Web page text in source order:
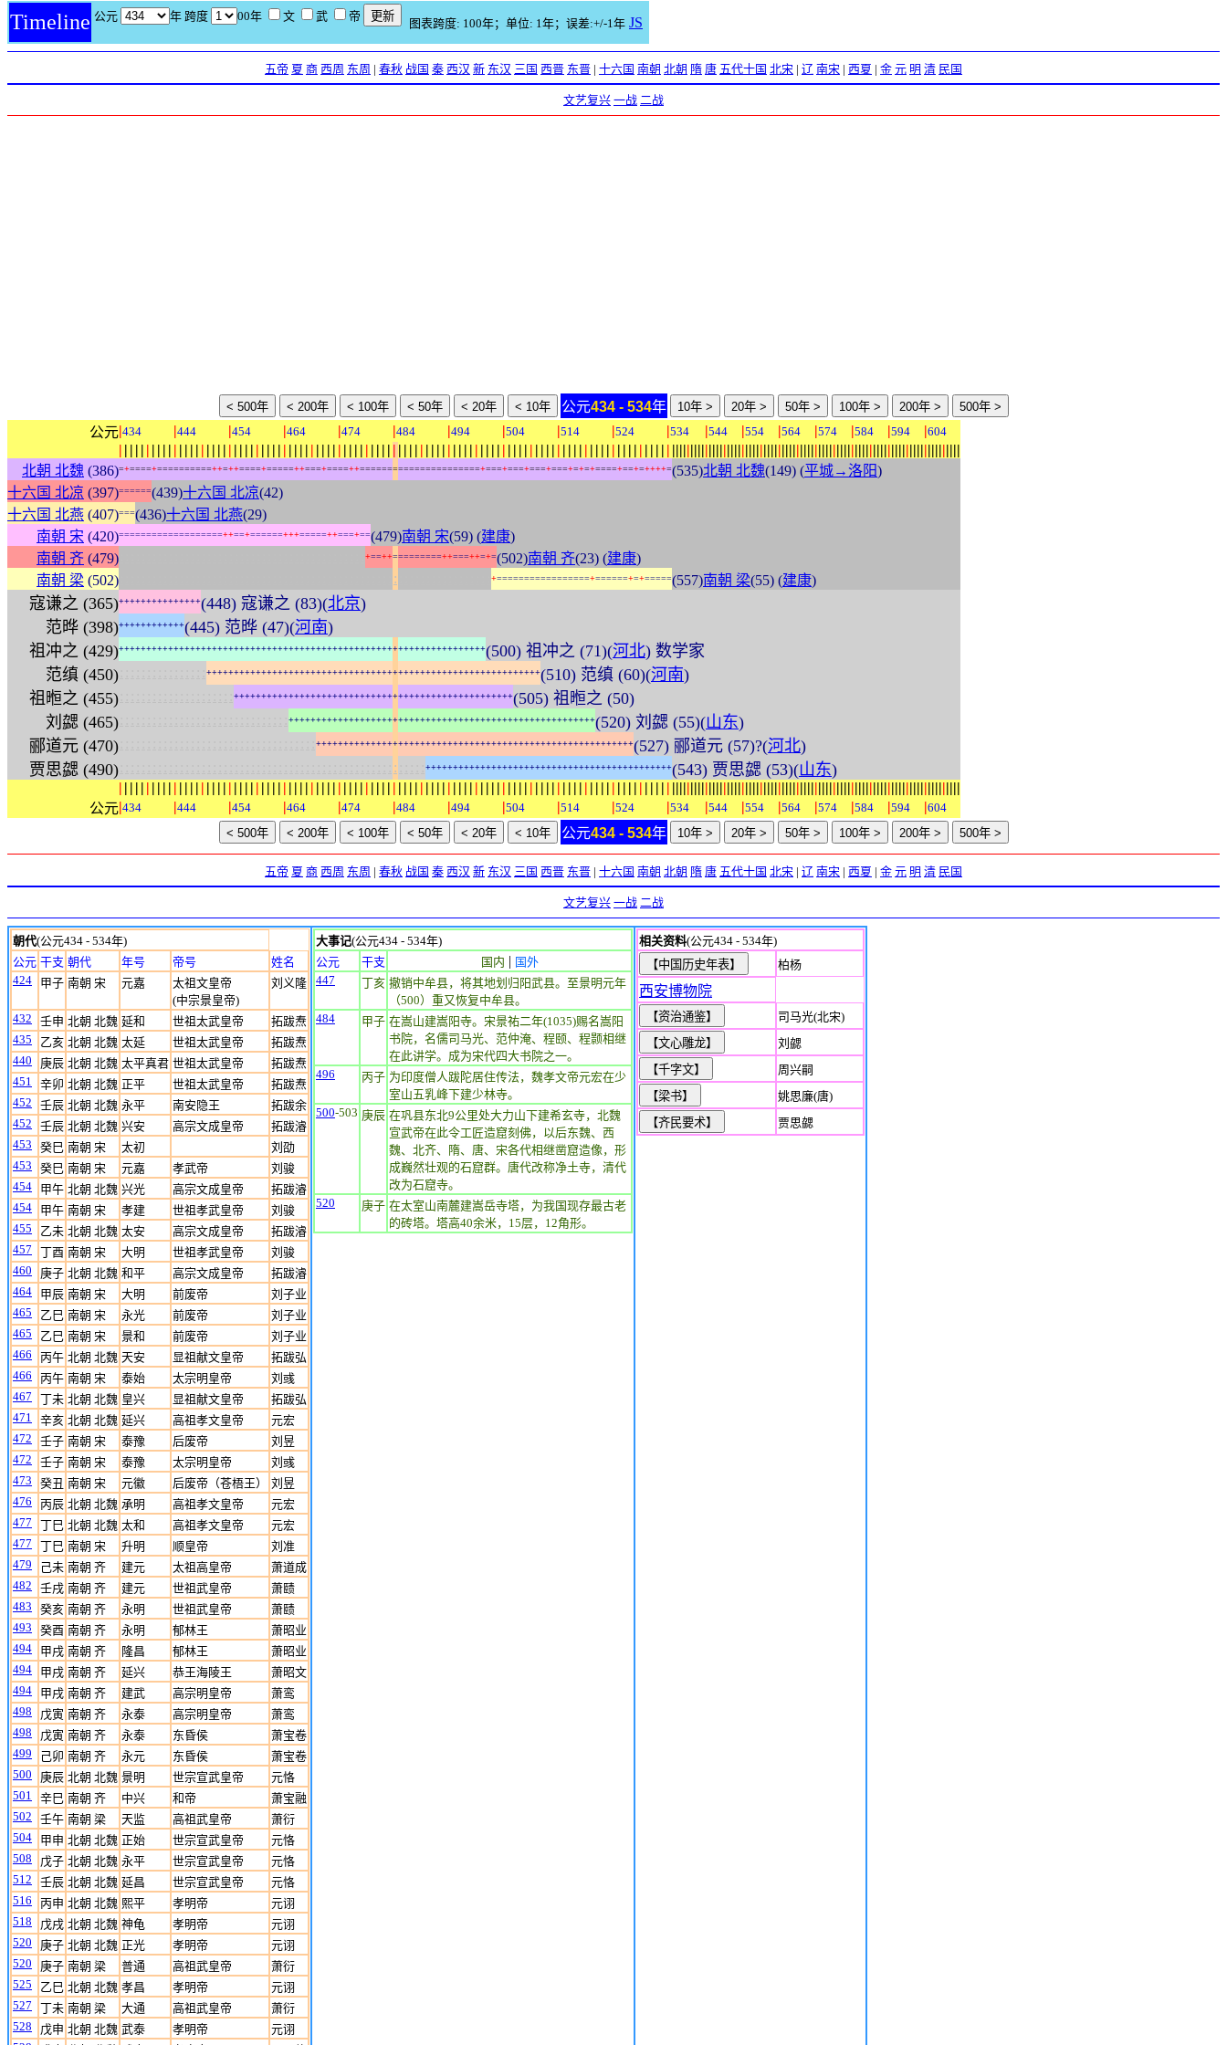
Timeline 公元 年 跨度 00年 文 武 帝
图表跨度: 100年；单位: 1年；误差:+/-1年 JS
五帝 夏 商 西周 东周 | 春秋 战国 秦 西汉 新 东汉 三国 西晋 东晋 | 十六国 南朝 北朝 隋 唐 五代十国 北宋 | 辽 南宋 | 西夏 | 金 元 明 清 民国
文艺复兴 一战 二战
公元434 - 534年
公元|434 |444 |454 |464 |474 |484 |494 |504 |514 |524 |534 |544 |554 |564 |574 |584 |594 |604
| | | | | | | | | | | | | | | | | | | | | | | | | | | | | | | | | | | | | | | | | | | | | | | | | | | | | | | | | | | | | | | | | | | | | | | | | | | | | | | | | | | | | | | | | | | | | | | | | | | | | |||||||||||||||||||||||||||||||||||||||||||||||||||||||||||||||||||||||||||||||
北朝 北魏 (386)=+====+==========++=++====+=====++===+====++======================+===+===+===+===+=+=+====+==+=++++=(535)北朝 北魏(149) (平城→洛阳)
十六国 北凉 (397)======(439)十六国 北凉(42)
十六国 北燕 (407)===(436)十六国 北燕(29)
南朝 宋 (420)===================++==+======+++=====++===+==(479)南朝 宋(59) (建康)
南朝 齐 (479) +==++=========++===++=+=(502)南朝 齐(23) (建康)
南朝 梁 (502) : +=================+======+=+=====(557)南朝 梁(55) (建康)
寇谦之 (365)+++++++++++++++(448) 寇谦之 (83)(北京)
范晔 (398)++++++++++++(445) 范晔 (47)(河南)
祖冲之 (429)+++++++++++++++++++++++++++++++++++++++++++++++++++++++++++++++++++(500) 祖冲之 (71)(河北) 数学家
范缜 (450)
+++++++++++++++++++++++++++++++++++++++++++++++++++++++++++++(510) 范缜 (60)(河南)
祖暅之 (455)
+++++++++++++++++++++++++++++++++++++++++++++++++++(505) 祖暅之 (50)
刘勰 (465)
++++++++++++++++++++++++++++++++++++++++++++++++++++++++(520) 刘勰 (55)(山东)
郦道元 (470)
++++++++++++++++++++++++++++++++++++++++++++++++++++++++++(527) 郦道元 (57)?(河北)
贾思勰 (490)
: +++++++++++++++++++++++++++++++++++++++++++++(543) 贾思勰 (53)(山东)
| | | | | | | | | | | | | | | | | | | | | | | | | | | | | | | | | | | | | | | | | | | | | | | | | | | | | | | | | | | | | | | | | | | | | | | | | | | | | | | | | | | | | | | | | | | | | | | | | | | | | |||||||||||||||||||||||||||||||||||||||||||||||||||||||||||||||||||||||||||||||
公元|434 |444 |454 |464 |474 |484 |494 |504 |514 |524 |534 |544 |554 |564 |574 |584 |594 |604
公元434 - 534年
五帝 夏 商 西周 东周 | 春秋 战国 秦 西汉 新 东汉 三国 西晋 东晋 | 十六国 南朝 北朝 隋 唐 五代十国 北宋 | 辽 南宋 | 西夏 | 金 元 明 清 民国
文艺复兴 一战 二战
朝代(公元434 - 534年)
公元 干支 朝代 年号 帝号
姓名
424
甲子 南朝 宋 元嘉
太祖文皇帝
(中宗景皇帝)
刘义隆
432 壬申 北朝 北魏 延和 世祖太武皇帝
拓跋焘
435
乙亥 北朝 北魏 太延 世祖太武皇帝
拓跋焘
440
庚辰 北朝 北魏 太平真君 世祖太武皇帝
拓跋焘
451
辛卯 北朝 北魏 正平 世祖太武皇帝
拓跋焘
452
壬辰 北朝 北魏 永平 南安隐王
拓跋余
452
壬辰 北朝 北魏 兴安 高宗文成皇帝
拓跋濬
453
癸巳 南朝 宋 太初
刘劭
453
癸巳 南朝 宋 元嘉 孝武帝
刘骏
454
甲午 北朝 北魏 兴光 高宗文成皇帝
拓跋濬
454
甲午 南朝 宋 孝建 世祖孝武皇帝
刘骏
455
乙未 北朝 北魏 太安 高宗文成皇帝
拓跋濬
457
丁酉 南朝 宋 大明 世祖孝武皇帝
刘骏
460
庚子 北朝 北魏 和平 高宗文成皇帝
拓跋濬
464
甲辰 南朝 宋 大明 前废帝
刘子业
465
乙巳 南朝 宋 永光 前废帝
刘子业
465
乙巳 南朝 宋 景和 前废帝
刘子业
466
丙午 北朝 北魏 天安 显祖献文皇帝
拓跋弘
466
丙午 南朝 宋 泰始 太宗明皇帝
刘彧
467
丁未 北朝 北魏 皇兴 显祖献文皇帝
拓跋弘
471
辛亥 北朝 北魏 延兴 高祖孝文皇帝
元宏
472
壬子 南朝 宋 泰豫 后废帝
刘昱
472
壬子 南朝 宋 泰豫 太宗明皇帝
刘彧
473
癸丑 南朝 宋 元徽 后废帝（苍梧王）
刘昱
476
丙辰 北朝 北魏 承明 高祖孝文皇帝
元宏
477
丁巳 北朝 北魏 太和 高祖孝文皇帝
元宏
477
丁巳 南朝 宋 升明 顺皇帝
刘准
479
己未 南朝 齐 建元 太祖高皇帝
萧道成
482
壬戌 南朝 齐 建元 世祖武皇帝
萧赜
483
癸亥 南朝 齐 永明 世祖武皇帝
萧赜
493
癸酉 南朝 齐 永明 郁林王
萧昭业
494
甲戌 南朝 齐 隆昌 郁林王
萧昭业
494
甲戌 南朝 齐 延兴 恭王海陵王
萧昭文
494
甲戌 南朝 齐 建武 高宗明皇帝
萧鸾
498
戊寅 南朝 齐 永泰 高宗明皇帝
萧鸾
498
戊寅 南朝 齐 永泰 东昏侯
萧宝卷
499
己卯 南朝 齐 永元 东昏侯
萧宝卷
500
庚辰 北朝 北魏 景明 世宗宣武皇帝
元恪
501
辛巳 南朝 齐 中兴 和帝
萧宝融
502
壬午 南朝 梁 天监 高祖武皇帝
萧衍
504
甲申 北朝 北魏 正始 世宗宣武皇帝
元恪
508
戊子 北朝 北魏 永平 世宗宣武皇帝
元恪
512
壬辰 北朝 北魏 延昌 世宗宣武皇帝
元恪
516
丙申 北朝 北魏 熙平 孝明帝
元诩
518
戊戌 北朝 北魏 神龟 孝明帝
元诩
520
庚子 北朝 北魏 正光 孝明帝
元诩
520
庚子 南朝 梁 普通 高祖武皇帝
萧衍
525
乙巳 北朝 北魏 孝昌 孝明帝
元诩
527
丁未 南朝 梁 大通 高祖武皇帝
萧衍
528
戊申 北朝 北魏 武泰 孝明帝
元诩
大事记(公元434 - 534年)
公元
干支 国内 | 国外
447
丁亥 撤销中牟县，将其地划归阳武县。至景明元年
（500）重又恢复中牟县。
484
甲子 在嵩山建嵩阳寺。宋景祐二年(1035)赐名嵩阳
书院，名儒司马光、范仲淹、程颐、程颢相继
在此讲学。成为宋代四大书院之一。
496
丙子 为印度僧人跋陀居住传法，魏孝文帝元宏在少
室山五乳峰下建少林寺。
500-503 庚辰 在巩县东北9公里处大力山下建希玄寺，北魏
宣武帝在此令工匠造窟刻佛，以后东魏、西
魏、北齐、隋、唐、宋各代相继凿窟造像，形
成巍然壮观的石窟群。唐代改称净土寺，清代
改为石窟寺。
520
庚子 在太室山南麓建嵩岳寺塔，为我国现存最古老
的砖塔。塔高40余米，15层，12角形。
相关资料(公元434 - 534年)
柏杨
西安博物院
司马光(北宋)
刘勰
周兴嗣
姚思廉(唐)
贾思勰